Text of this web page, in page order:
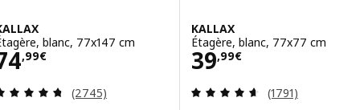
blanc, 77x147 cm
,99€
74,99€
Révision: 4.7 hors de 5 étoiles. Nombre total de
(2745)
KALLAX
Étagère, blanc, 77x77 cm
39,99€
Prix 39,99€
Révision: 4.6
(1791)